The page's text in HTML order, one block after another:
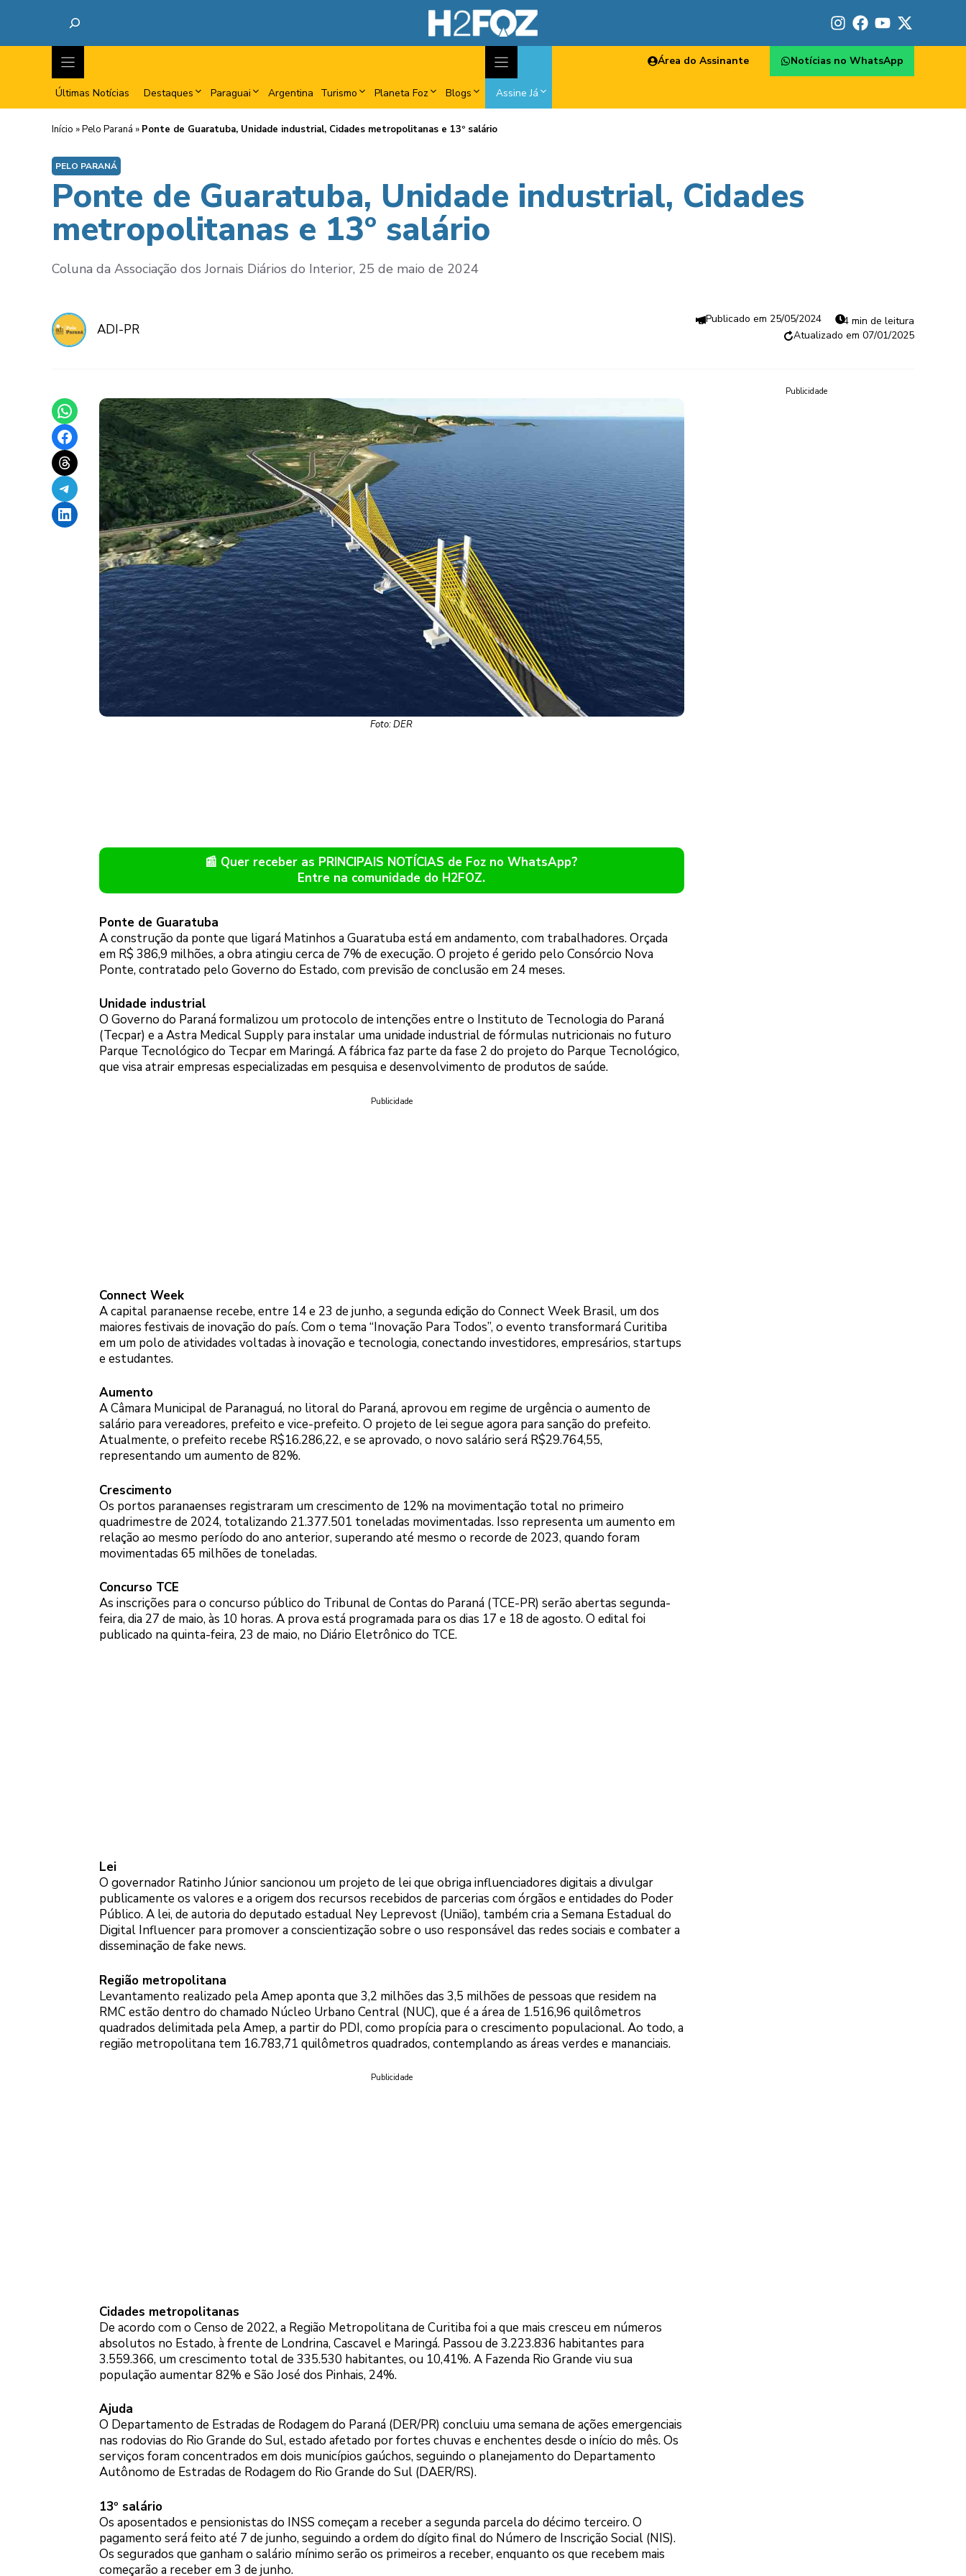
Últimas Notícias Destaques Paraguai Argentina Turismo Planeta Foz Blogs Assine Já
Área do Assinante Notícias no WhatsApp
Início »Pelo Paraná » Ponte de Guaratuba, Unidade industrial, Cidades metropolitanas e 13º salário
PELO PARANÁ
Ponte de Guaratuba, Unidade industrial, Cidades
metropolitanas e 13º salário
Coluna da Associação dos Jornais Diários do Interior, 25 de maio de 2024
ADI-PR
25/05/2024
4 min de leitura
07/01/2025
Share on WhatsApp
Share on Facebook
Share on Threads
Share on Telegram
Share on LinkedIn
Foto: DER
📰 Quer receber as PRINCIPAIS NOTÍCIAS de Foz no WhatsApp?
Entre na comunidade do H2FOZ.
Ponte de Guaratuba
A construção da ponte que ligará Matinhos a Guaratuba está em andamento, com trabalhadores. Orçada
em R$ 386,9 milhões, a obra atingiu cerca de 7% de execução. O projeto é gerido pelo Consórcio Nova
Ponte, contratado pelo Governo do Estado, com previsão de conclusão em 24 meses.
Unidade industrial
O Governo do Paraná formalizou um protocolo de intenções entre o Instituto de Tecnologia do Paraná
(Tecpar) e a Astra Medical Supply para instalar uma unidade industrial de fórmulas nutricionais no futuro
Parque Tecnológico do Tecpar em Maringá. A fábrica faz parte da fase 2 do projeto do Parque Tecnológico,
que visa atrair empresas especializadas em pesquisa e desenvolvimento de produtos de saúde.
Publicidade
Connect Week
A capital paranaense recebe, entre 14 e 23 de junho, a segunda edição do Connect Week Brasil, um dos
maiores festivais de inovação do país. Com o tema “Inovação Para Todos”, o evento transformará Curitiba
em um polo de atividades voltadas à inovação e tecnologia, conectando investidores, empresários, startups
e estudantes.
Aumento
A Câmara Municipal de Paranaguá, no litoral do Paraná, aprovou em regime de urgência o aumento de
salário para vereadores, prefeito e vice-prefeito. O projeto de lei segue agora para sanção do prefeito.
Atualmente, o prefeito recebe R$16.286,22, e se aprovado, o novo salário será R$29.764,55,
representando um aumento de 82%.
Crescimento
Os portos paranaenses registraram um crescimento de 12% na movimentação total no primeiro
quadrimestre de 2024, totalizando 21.377.501 toneladas movimentadas. Isso representa um aumento em
relação ao mesmo período do ano anterior, superando até mesmo o recorde de 2023, quando foram
movimentadas 65 milhões de toneladas.
Concurso TCE
As inscrições para o concurso público do Tribunal de Contas do Paraná (TCE-PR) serão abertas segunda-
feira, dia 27 de maio, às 10 horas. A prova está programada para os dias 17 e 18 de agosto. O edital foi
publicado na quinta-feira, 23 de maio, no Diário Eletrônico do TCE.
Lei
O governador Ratinho Júnior sancionou um projeto de lei que obriga influenciadores digitais a divulgar
publicamente os valores e a origem dos recursos recebidos de parcerias com órgãos e entidades do Poder
Público. A lei, de autoria do deputado estadual Ney Leprevost (União), também cria a Semana Estadual do
Digital Influencer para promover a conscientização sobre o uso responsável das redes sociais e combater a
disseminação de fake news.
Região metropolitana
Levantamento realizado pela Amep aponta que 3,2 milhões das 3,5 milhões de pessoas que residem na
RMC estão dentro do chamado Núcleo Urbano Central (NUC), que é a área de 1.516,96 quilômetros
quadrados delimitada pela Amep, a partir do PDI, como propícia para o crescimento populacional. Ao todo, a
região metropolitana tem 16.783,71 quilômetros quadrados, contemplando as áreas verdes e mananciais.
Publicidade
Cidades metropolitanas
De acordo com o Censo de 2022, a Região Metropolitana de Curitiba foi a que mais cresceu em números
absolutos no Estado, à frente de Londrina, Cascavel e Maringá. Passou de 3.223.836 habitantes para
3.559.366, um crescimento total de 335.530 habitantes, ou 10,41%. A Fazenda Rio Grande viu sua
população aumentar 82% e São José dos Pinhais, 24%.
Ajuda
O Departamento de Estradas de Rodagem do Paraná (DER/PR) concluiu uma semana de ações emergenciais
nas rodovias do Rio Grande do Sul, estado afetado por fortes chuvas e enchentes desde o início do mês. Os
serviços foram concentrados em dois municípios gaúchos, seguindo o planejamento do Departamento
Autônomo de Estradas de Rodagem do Rio Grande do Sul (DAER/RS).
13º salário
Os aposentados e pensionistas do INSS começam a receber a segunda parcela do décimo terceiro. O
pagamento será feito até 7 de junho, seguindo a ordem do dígito final do Número de Inscrição Social (NIS).
Os segurados que ganham o salário mínimo serão os primeiros a receber, enquanto os que recebem mais
começarão a receber em 3 de junho.
Publicidade